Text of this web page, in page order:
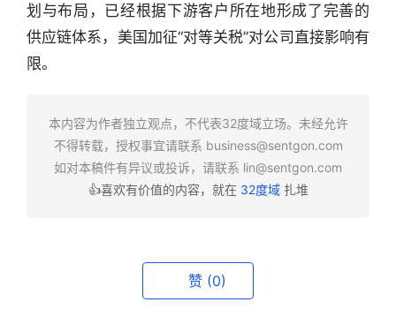
行
业
划与布局，已经根据下游客户所在地形成了完善的
供应链体系，美国加征“对等关税”对公司直接影响有
限。
本内容为作者独立观点，不代表32度域立场。未经允许
不得转载，授权事宜请联系 business@sentgon.com
如对本稿件有异议或投诉，请联系 lin@sentgon.com
👍喜欢有价值的内容，就在 32度域扎堆
赞 (0)